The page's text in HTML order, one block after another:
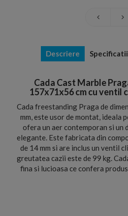
Descriere Specificatii
Cada Cast Marble
157x71x56 cm cu ventil
Cada freestanding Praga de
mm, este usor de montat, ideala
ofera un aer contemporan si un
elegante. Este fabricata din
de 14 mm si are inclus un ventil
greutatea cazii este de 99 kg.
fina si lucioasa ce confera